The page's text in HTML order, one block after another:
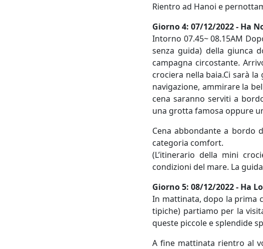
Rientro ad Hanoi e
Giorno4: 07/12/2022 - Ha
Intorno 07.45~ 08.15AM
senza guida) della giunca
campagna circostante.
crociera nella baia.Ci sarà
navigazione, ammirare la
cena saranno serviti a
una grotta famosa oppure
Cena abbondante a bordo
categoria comfort.
(L’itinerario della mini
condizioni del mare. La
Giorno5: 08/12/2022 - Ha
In mattinata, dopo la prima
tipiche) partiamo per la
queste piccole e splendide
A fine mattinata rientro al